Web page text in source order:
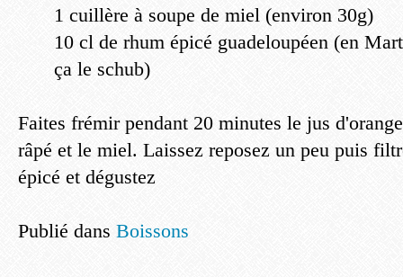
1 cuillère à soupe de miel (environ 30g)
10 cl de rhum épicé guadeloupéen (en
ça le schub)
Faites frémir pendant 20 minutes le jus
râpé et le miel. Laissez reposez un peu puis
épicé et dégustez
Publié dans Boissons